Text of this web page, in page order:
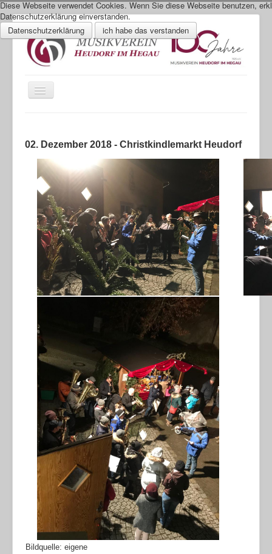
Toggle
Über uns
Was geht
Impressum
Datenschutz
02. Dezember 2018 - Christkindlemarkt Heudorf
Bildquelle: eigene
Diese Webseite verwendet Cookies. Wenn Sie diese Webseite benutzen,
Datenschutzerklärung einverstanden.
Datenschutzerklärung
ich habe das verstanden